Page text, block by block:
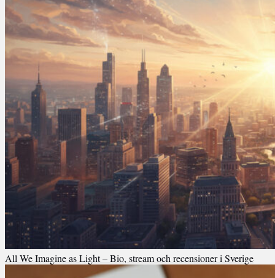
All We Imagine as Light – Bio, stream och recensioner i Sverige